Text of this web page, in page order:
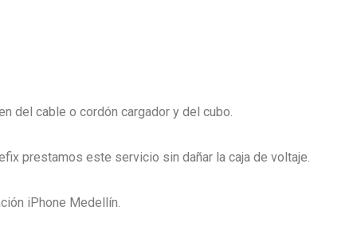
del cable o cordón cargador y del cubo.
prestamos este servicio sin dañar la caja de voltaje.
iPhone Medellín.